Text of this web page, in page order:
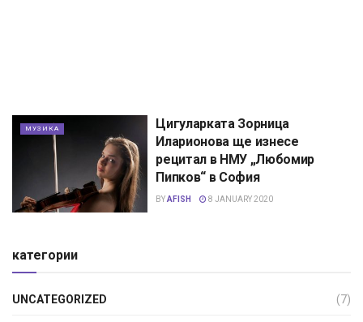
МУЗИКА
Цигуларката Зорница
Иларионова ще изнесе
рецитал в НМУ „Любомир
Пипков“ в София
BYAFISH 8 JANUARY 2020
категории
UNCATEGORIZED (7)